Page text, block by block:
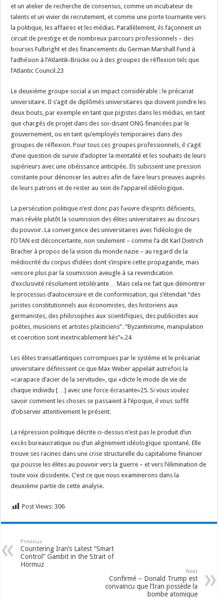
et un atelier de recherche de consensus, comme un incubateur de
talents et un vivier de recrutement, et comme une porte tournante vers
la politique, les affaires et les médias. Parallèlement, ils façonnent un
circuit de prestige et de nombreux parcours professionnels – des
bourses Fulbright et des financements du German Marshall Fund à
l’adhésion à l’Atlantik-Brücke ou à des groupes de réflexion tels que
l’Atlantic Council.23
Le deuxième groupe social a un impact considérable : le précariat
universitaire. Il s’agit de diplômés universitaires qui doivent joindre les
deux bouts, par exemple en tant que pigistes dans les médias, en tant
que chargés de projet dans des soi-disant ONG financées par le
gouvernement, ou en tant qu’employés temporaires dans des
groupes de réflexion. Pour tous ces groupes professionnels, il s’agit
d’une question de survie d’adopter la mentalité et les souhaits de leurs
supérieurs avec une obéissance anticipée. Ils subissent une pression
constante pour dénoncer les autres afin de faire leurs preuves auprès
de leurs patrons et de rester au sein de l’appareil idéologique.
La persécution politique n’est donc pas l’œuvre d’esprits déficients,
mais révèle plutôt la soumission des élites universitaires au discours
du pouvoir. La convergence des universitaires avec l’idéologie de
l’OTAN est déconcertante, non seulement – comme l’a dit Karl Dietrich
Bracher à propos de la vision du monde nazie – au regard de la
médiocrité du corpus d’idées dont s’inspire cette propagande, mais
«encore plus par la soumission aveugle à sa revendication
d’exclusivité résolument intolérante… Mais cela ne fait que démontrer
le processus d’autocensure et de conformisation, qui s’étendait “des
juristes constitutionnels aux économistes, des historiens aux
germanistes, des philosophes aux scientifiques, des publicistes aux
poètes, musiciens et artistes plasticiens”. “Byzantinisme, manipulation
et coercition sont inextricablement liés”».24
Les élites transatlantiques corrompues par le système et le précariat
universitaire définissent ce que Max Weber appelait autrefois la
«carapace d’acier de la servitude», qui «dicte le mode de vie de
chaque individu […] avec une force écrasante»25. Si vous voulez
savoir comment les choses se passaient à l’époque, il vous suffit
d’observer attentivement le présent.
La répression politique décrite ci-dessus n’est pas le produit d’un
excès bureaucratique ou d’un alignement idéologique spontané. Elle
trouve ses racines dans une crise structurelle du capitalisme financier
qui pousse les élites au pouvoir vers la guerre – et vers l’élimination de
toute voix dissidente. C’est ce que nous examinerons dans la
deuxième partie de cette analyse.
Post Views: 306
Previous
Countering Iran’s Latest “Smart
Control” Gambit in the Strait of
Hormuz
Next
Confirmé – Donald Trump est
convaincu que l’Iran possède la
bombe atomique